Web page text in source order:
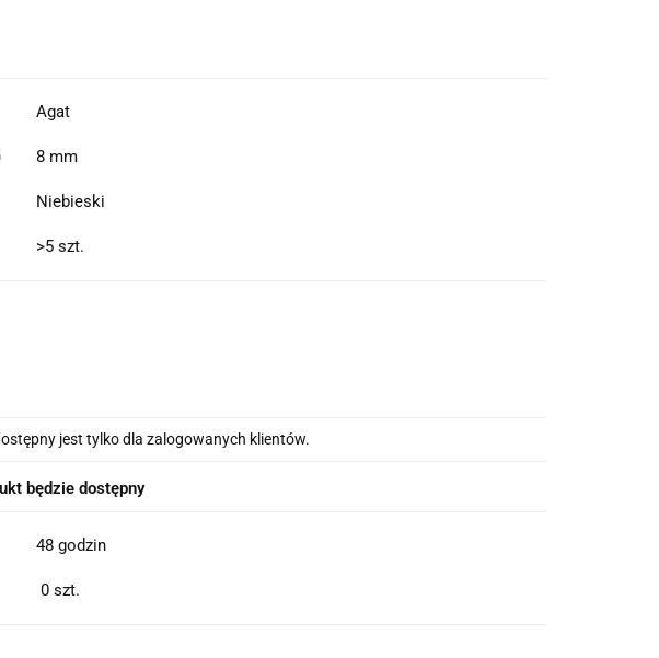
Agat
8 mm
Niebieski
>5 szt.
jest tylko dla zalogowanych klientów.
będzie dostępny
48 godzin
0 szt.